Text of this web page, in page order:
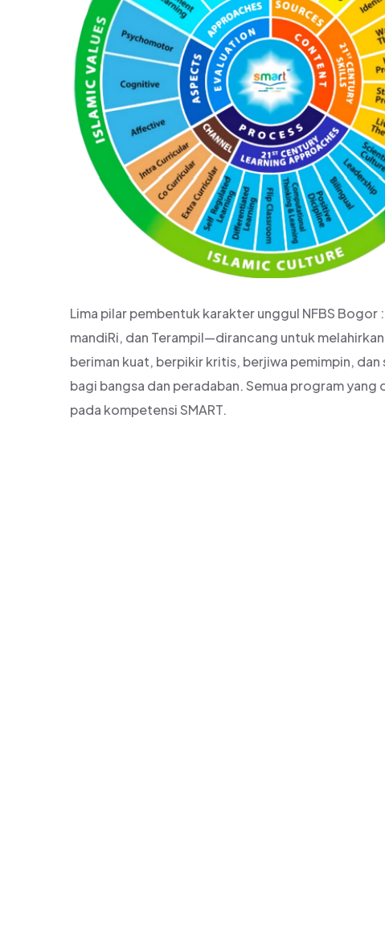
Lima pilar pembentuk karakter unggul NFBS Bogor
mandiRi, dan Terampil—dirancang untuk
beriman kuat, berpikir kritis, berjiwa pemimpin,
bagi bangsa dan peradaban. Semua program yang
pada kompetensi SMART.